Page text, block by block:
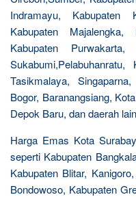
Indramayu, Kabupaten
Kabupaten Majalengka,
Kabupaten
Tasikmalaya,
Bogor, Baranangsiang,
Depok Baru, dan daerah
Harga Emas Kota
seperti Kabupaten
Kabupaten Blitar,
Bondowoso, Kabupaten